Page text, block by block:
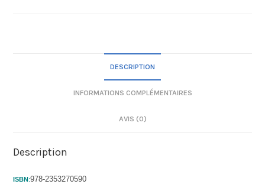
DESCRIPTION
INFORMATIONS COMPLÉMENTAIRES
AVIS (0)
Description
ISBN:978-2353270590